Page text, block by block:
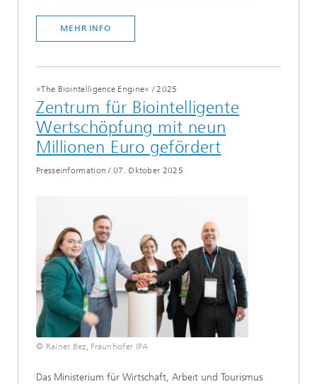
MEHR INFO
»The Biointelligence Engine« / 2025
Zentrum für Biointelligente
Wertschöpfung mit neun
Millionen Euro gefördert
Presseinformation /07. Oktober 2025
© Rainer Bez, Fraunhofer IPA
Das Ministerium für Wirtschaft, Arbeit und Tourismus